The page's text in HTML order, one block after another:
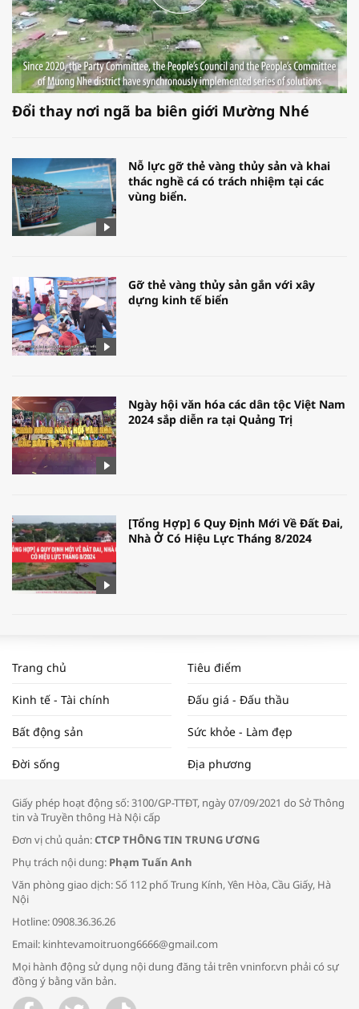
Đổi thay nơi ngã ba biên giới Mường Nhé
Nỗ lực gỡ thẻ vàng thủy sản và khai
thác nghề cá có trách nhiệm tại các
vùng biển.
Gỡ thẻ vàng thủy sản gắn với xây
dựng kinh tế biển
Ngày hội văn hóa các dân tộc Việt Nam
2024 sắp diễn ra tại Quảng Trị
[Tổng Hợp] 6 Quy Định Mới Về Đất Đai,
Nhà Ở Có Hiệu Lực Tháng 8/2024
NAM NĂM 2024 VÀ NĂM 2025 | NHỊP
ĐẬP THỊ TRƯỜNG #62
Tọa đàm “Xúc tiến thương mại: Khơi
Bác sĩ tư vấn cách phòng tránh bệnh
đường hô hấp trong thời tiết giao mùa
Trao yêu thương cho em
Trang chủ Tiêu điểm
Kinh tế - Tài chính Đấu giá - Đấu thầu
Bất động sản Sức khỏe - Làm đẹp
Đời sống Địa phương
Giấy phép hoạt động số: 3100/GP-TTĐT, ngày 07/09/2021 do Sở Thông
tin và Truyền thông Hà Nội cấp
Đơn vị chủ quản:CTCP THÔNG TIN TRUNG ƯƠNG
Phụ trách nội dung: Phạm Tuấn Anh
Văn phòng giao dịch: Số 112 phố Trung Kính, Yên Hòa, Cầu Giấy, Hà
Nội
Hotline: 0908.36.36.26
Email: kinhtevamoitruong6666@gmail.com
Mọi hành động sử dụng nội dung đăng tải trên vninfor.vn phải có sự
đồng ý bằng văn bản.